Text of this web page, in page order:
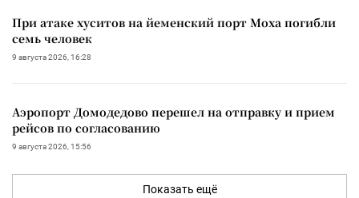
При атаке хуситов на йеменский порт Моха погибли
семь человек
9 августа 2026, 16:28
Аэропорт Домодедово перешел на отправку и прием
рейсов по согласованию
9 августа 2026, 15:56
Показать ещё